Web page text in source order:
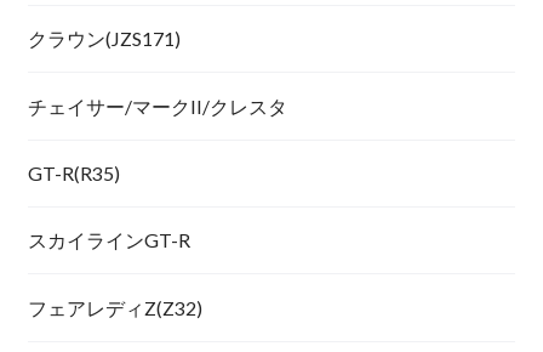
クラウン(JZS171)
チェイサー/マークII/クレスタ
GT-R(R35)
スカイラインGT-R
フェアレディZ(Z32)